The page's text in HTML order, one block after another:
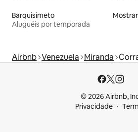
Barquisimeto
Aluguéis por temporada
Airbnb Venezuela Miranda
© 2026 Airbnb,
Privacidade